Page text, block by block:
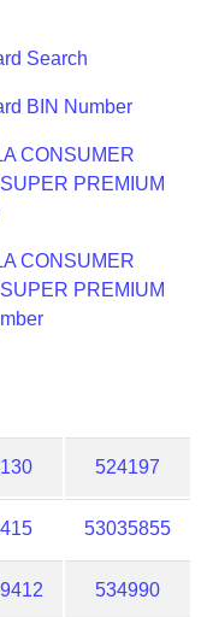
Search
BIN Number
CONSUMER
PREMIUM
CONSUMER
PREMIUM
524197
53035855
534990